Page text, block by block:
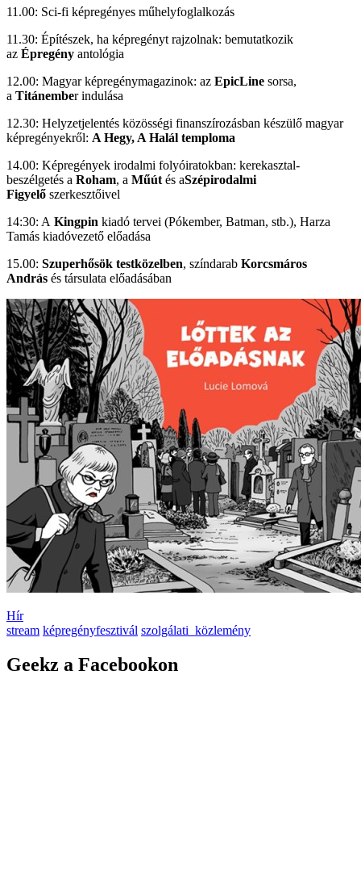
11.00: Sci-fi képregényes műhelyfoglalkozás
11.30: Építészek, ha képregényt rajzolnak: bemutatkozik
az Épregény antológia
12.00: Magyar képregénymagazinok: az EpicLine sorsa,
a Titánember indulása
12.30: Helyzetjelentés közösségi finanszírozásban készülő magyar
képregényekről: A Hegy, A Halál temploma
14.00: Képregények irodalmi folyóiratokban: kerekasztal-
beszélgetés a Roham, a Műút és aSzépirodalmi
Figyelő szerkesztőivel
14:30: A Kingpin kiadó tervei (Pókember, Batman, stb.), Harza
Tamás kiadóvezető előadása
15.00: Szuperhősök testközelben, színdarab Korcsmáros
András és társulata előadásában
Hír
stream képregényfesztivál szolgálati_közlemény
Geekz a Facebookon